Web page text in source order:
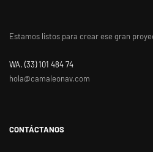
Estamos listos para crear ese gran
WA. ‭(33) 101 484 74
hola@camaleonav.com
CONTÁCTANOS